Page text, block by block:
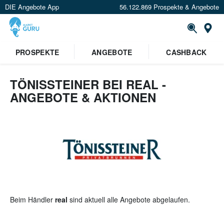
DIE Angebote App 56.122.869 Prospekte & Angebote
Standort festlegen
PROSPEKTE ANGEBOTE CASHBACK
TÖNISSTEINER BEI REAL -
ANGEBOTE & AKTIONEN
Beim Händler real sind aktuell alle Angebote abgelaufen.